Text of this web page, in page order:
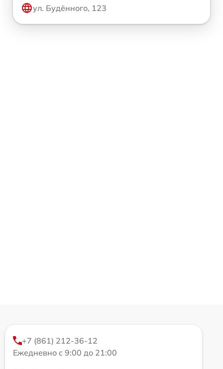
ул. Будённого, 123
+7 (861) 212-36-12
Ежедневно с 9:00 до 21:00